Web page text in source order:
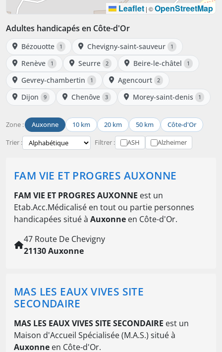
Leaflet | ©OpenStreetMap
Adultes handicapés en Côte-d'Or
Bézouotte 1 Chevigny-saint-sauveur 1
Renève 1 Seurre 2 Beire-le-châtel 1
Gevrey-chambertin 1 Agencourt 2
Dijon 9 Chenôve 3 Morey-saint-denis 1
Zone : Auxonne 10 km 20 km 50 km Côte-d'Or
Trier : Filtrer : ASH Alzheimer
FAM VIE ET PROGRES AUXONNE
FAM VIE ET PROGRES AUXONNE est un
Etab.Acc.Médicalisé en tout ou partie personnes
handicapées situé à Auxonne en Côte-d'Or.
47 Route De Chevigny
21130 Auxonne
MAS LES EAUX VIVES SITE
SECONDAIRE
MAS LES EAUX VIVES SITE SECONDAIRE est un
Maison d'Accueil Spécialisée (M.A.S.) situé à
Auxonne en Côte-d'Or.